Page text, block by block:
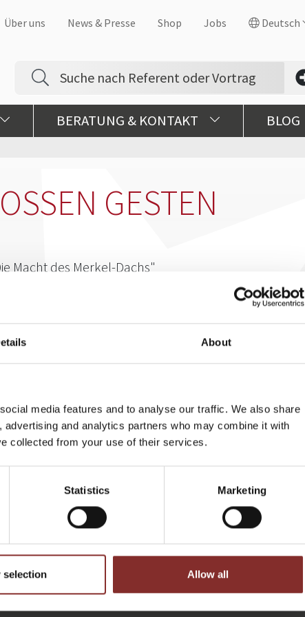
About
media features and to analyse our traffic. We also share
and analytics partners who may combine it with
collected from your use of their services.
Statistics Marketing
selection Allow all
Über uns News & Presse Shop Jobs Deutsch
BERATUNG & KONTAKT BLOG
GESTEN
Macht des Merkel-Dachs"
unseren Experten für KörperspracheMichael
wird unter anderen der Unterschied zwischen
erklärt. Man kann sogar die Körpersprache des
nur durch die Stimme herausfinden! Die richtige